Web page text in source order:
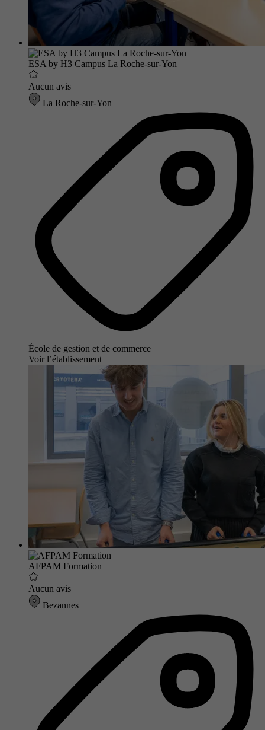
ESA by H3 Campus La Roche-sur-Yon
Aucun avis
La Roche-sur-Yon
École de gestion et de commerce
Voir l’établissement
AFPAM Formation
Aucun avis
Bezannes